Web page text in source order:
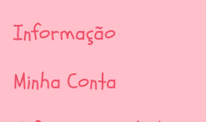
Informação
Minha Conta